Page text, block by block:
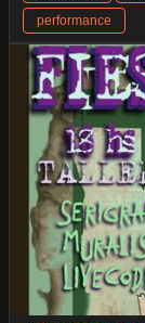
performance